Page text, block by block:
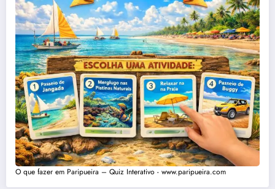
O que fazer em Paripueira – Quiz Interativo - www.paripueira.com